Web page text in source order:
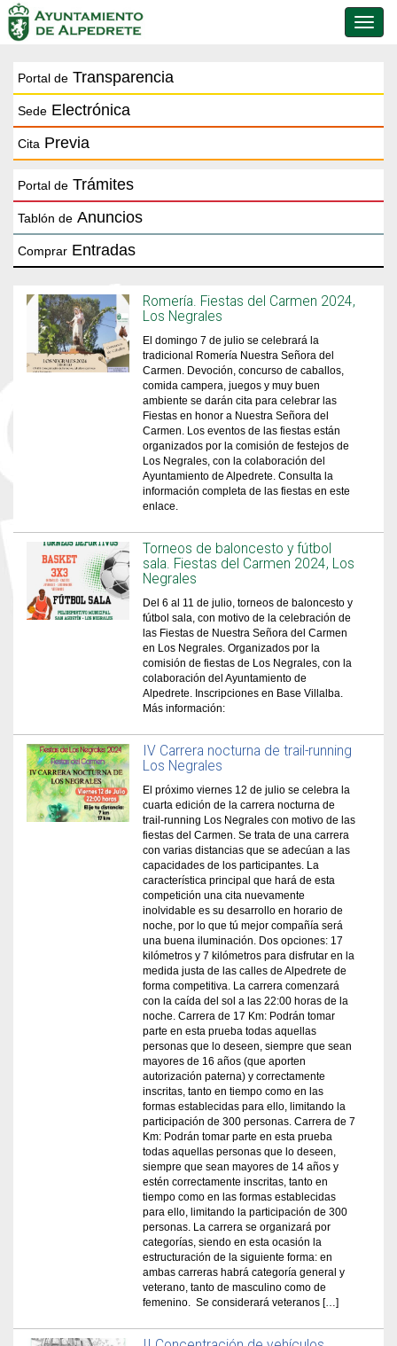
de
Portal de Transparencia
Sede Electrónica
Cita Previa
Portal de Trámites
Tablón de Anuncios
Comprar Entradas
Romería. Fiestas del Carmen 2024,
Los Negrales
El domingo 7 de julio se celebrará la
tradicional Romería Nuestra Señora del
Carmen. Devoción, concurso de caballos,
comida campera, juegos y muy buen
ambiente se darán cita para celebrar las
Fiestas en honor a Nuestra Señora del
Carmen. Los eventos de las fiestas están
organizados por la comisión de festejos de
Los Negrales, con la colaboración del
Ayuntamiento de Alpedrete. Consulta la
información completa de las fiestas en este
enlace.
Torneos de baloncesto y fútbol
sala. Fiestas del Carmen 2024, Los
Negrales
Del 6 al 11 de julio, torneos de baloncesto y
fútbol sala, con motivo de la celebración de
las Fiestas de Nuestra Señora del Carmen
en Los Negrales. Organizados por la
comisión de fiestas de Los Negrales, con la
colaboración del Ayuntamiento de
Alpedrete. Inscripciones en Base Villalba.
Más información:
IV Carrera nocturna de trail-running
Los Negrales
El próximo viernes 12 de julio se celebra la
cuarta edición de la carrera nocturna de
trail-running Los Negrales con motivo de las
fiestas del Carmen. Se trata de una carrera
con varias distancias que se adecúan a las
capacidades de los participantes. La
característica principal que hará de esta
competición una cita nuevamente
inolvidable es su desarrollo en horario de
noche, por lo que tú mejor compañía será
una buena iluminación. Dos opciones: 17
kilómetros y 7 kilómetros para disfrutar en la
medida justa de las calles de Alpedrete de
forma competitiva. La carrera comenzará
con la caída del sol a las 22:00 horas de la
noche. Carrera de 17 Km: Podrán tomar
parte en esta prueba todas aquellas
personas que lo deseen, siempre que sean
mayores de 16 años (que aporten
autorización paterna) y correctamente
inscritas, tanto en tiempo como en las
formas establecidas para ello, limitando la
participación de 300 personas. Carrera de 7
Km: Podrán tomar parte en esta prueba
todas aquellas personas que lo deseen,
siempre que sean mayores de 14 años y
estén correctamente inscritas, tanto en
tiempo como en las formas establecidas
para ello, limitando la participación de 300
personas. La carrera se organizará por
categorías, siendo en esta ocasión la
estructuración de la siguiente forma: en
ambas carreras habrá categoría general y
veterano, tanto de masculino como de
femenino. Se considerará veteranos […]